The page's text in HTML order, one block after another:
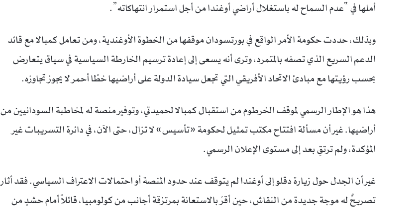
أملها في “عدم السماح له باستغلال أراضي أوغندا من أجل استمرار انتهاكاته”.
وبذلك، حددت حكومة الأمر الواقع في بورتسودان موقفها من الخطوة الأوغندية، ومن تعامل كمبالا مع قائد
الدعم السريع الذي تصفه بالمتمرد، وترى أنه يسعى إلى إعادة ترسيم الخارطة السياسية في سياق يتعارض
بحسب رؤيتها مع مبادئ الاتحاد الأفريقي التي تجعل سيادة الدولة على أراضيها خطًا أحمر لا يجوز تجاوزه.
هذا هو الإطار الرسمي لموقف الخرطوم من استقبال كمبالا لحميدتي، وتوفير منصة له لمخاطبة السودانيين من
أراضيها. غير أن مسألة افتتاح مكتب تمثيل لحكومة «تأسيس» لا تزال، حتى الآن، في دائرة التسريبات غير
المؤكدة، ولم ترتقِ بعد إلى مستوى الإعلان الرسمي.
غير أن الجدل حول زيارة دقلو إلى أوغندا لم يتوقف عند حدود المنصة أو احتمالات الاعتراف السياسي. فقد أثار
تصريحٌ له موجة جديدة من النقاش، حين أقرّ بالاستعانة بمرتزقة أجانب من كولومبيا، قائلاً أمام حشدٍ من